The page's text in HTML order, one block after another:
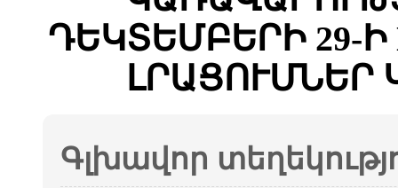
ԴԵԿՏԵՄԲԵՐԻ 29-Ի
ԼՐԱՑՈՒՄՆԵՐ
Գլխավոր